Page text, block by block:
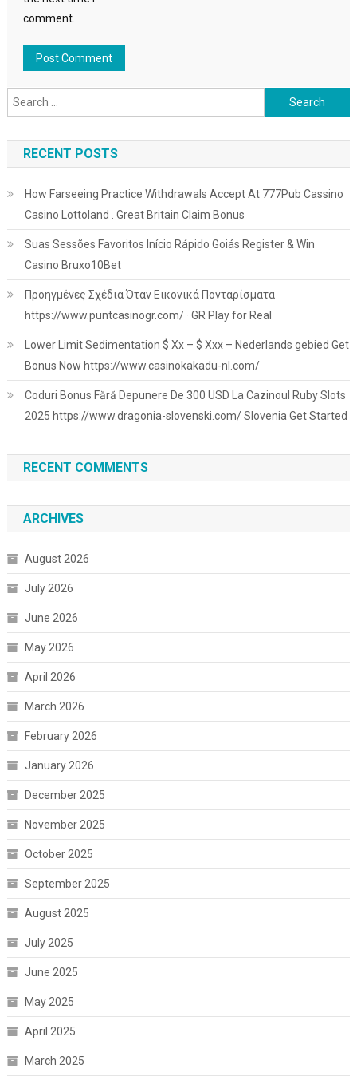
comment.
Search
for:
RECENT POSTS
How Farseeing Practice Withdrawals Accept At 777Pub Cassino
Casino Lottoland . Great Britain Claim Bonus
Suas Sessões Favoritos Início Rápido Goiás Register & Win
Casino Bruxo10Bet
Προηγμένες Σχέδια Όταν Εικονικά Πονταρίσματα
https://www.puntcasinogr.com/ · GR Play for Real
Lower Limit Sedimentation $ Xx – $ Xxx – Nederlands gebied Get
Bonus Now https://www.casinokakadu-nl.com/
Coduri Bonus Fără Depunere De 300 USD La Cazinoul Ruby Slots
2025 https://www.dragonia-slovenski.com/ Slovenia Get Started
RECENT COMMENTS
ARCHIVES
August 2026
July 2026
June 2026
May 2026
April 2026
March 2026
February 2026
January 2026
December 2025
November 2025
October 2025
September 2025
August 2025
July 2025
June 2025
May 2025
April 2025
March 2025